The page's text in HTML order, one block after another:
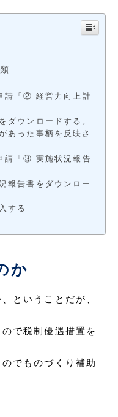
請「② 経営力向上計
ダウンロードする。
あった事柄を反映さ
請「③ 実施状況報告
報告書をダウンロー
する
か
ということだが、
で税制優遇措置を
でものづくり補助